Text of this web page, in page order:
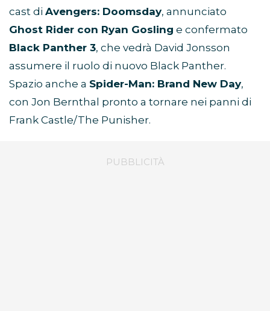
cast di Avengers: Doomsday, annunciato
Ghost Rider con Ryan Gosling e confermato
Black Panther 3, che vedrà David Jonsson
assumere il ruolo di nuovo Black Panther.
Spazio anche a Spider-Man: Brand New Day,
con Jon Bernthal pronto a tornare nei panni di
Frank Castle/The Punisher.